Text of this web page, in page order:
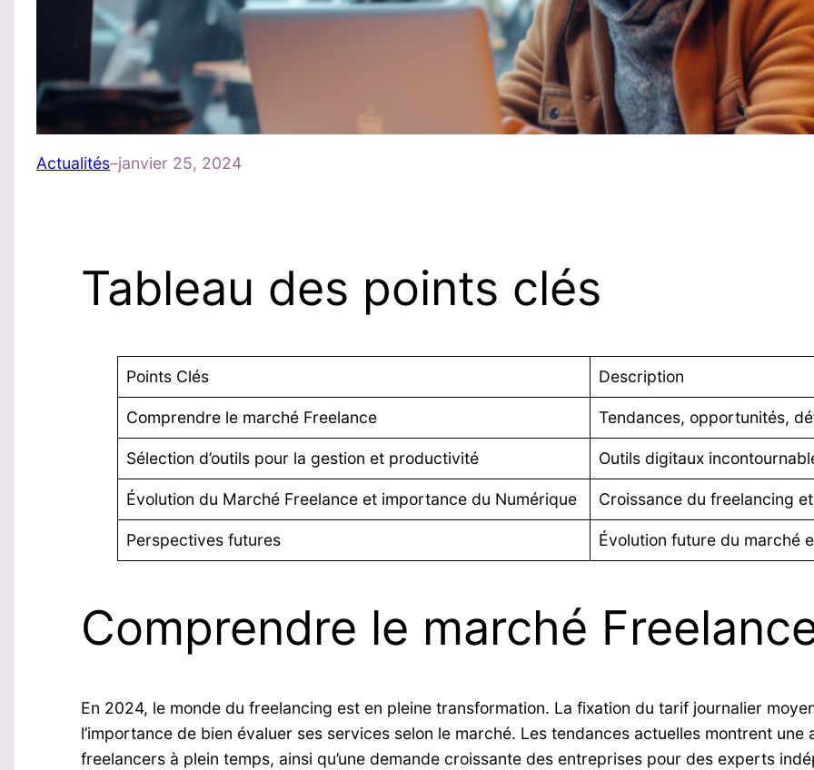
Actualités–janvier 25, 2024
Tableau des points clés
Points Clés Description
Comprendre le marché Freelance Tendances, opportunités,
Sélection d’outils pour la gestion et productivité Outils digitaux
Évolution du Marché Freelance et importance du Numérique Croissance du freelancing
Perspectives futures Évolution future du marché
Comprendre le marché
En 2024, le monde du freelancing est en pleine transformation. La fixation du tarif journalier
l’importance de bien évaluer ses services selon le marché. Les tendances actuelles montrent
freelancers à plein temps, ainsi qu’une demande croissante des entreprises pour des experts